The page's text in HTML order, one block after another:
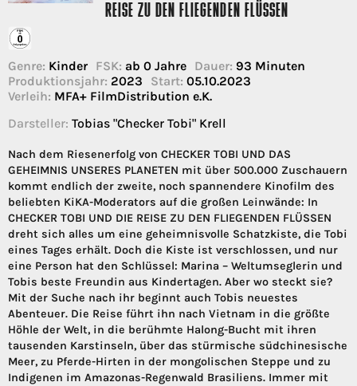
REISE ZU DEN FLIEGENDEN FLÜSSEN
Genre: Kinder FSK: ab 0 Jahre Dauer: 93 Minuten
Produktionsjahr: 2023 Start: 05.10.2023
Verleih: MFA+ FilmDistribution e.K.
Darsteller: Tobias "Checker Tobi" Krell
Nach dem Riesenerfolg von CHECKER TOBI UND DAS
GEHEIMNIS UNSERES PLANETEN mit über 500.000 Zuschauern
kommt endlich der zweite, noch spannendere Kinofilm des
beliebten KiKA-Moderators auf die großen Leinwände: In
CHECKER TOBI UND DIE REISE ZU DEN FLIEGENDEN FLÜSSEN
dreht sich alles um eine geheimnisvolle Schatzkiste, die Tobi
eines Tages erhält. Doch die Kiste ist verschlossen, und nur
eine Person hat den Schlüssel: Marina – Weltumseglerin und
Tobis beste Freundin aus Kindertagen. Aber wo steckt sie?
Mit der Suche nach ihr beginnt auch Tobis neuestes
Abenteuer. Die Reise führt ihn nach Vietnam in die größte
Höhle der Welt, in die berühmte Halong-Bucht mit ihren
tausenden Karstinseln, über das stürmische südchinesische
Meer, zu Pferde-Hirten in der mongolischen Steppe und zu
Indigenen im Amazonas-Regenwald Brasiliens. Immer mit